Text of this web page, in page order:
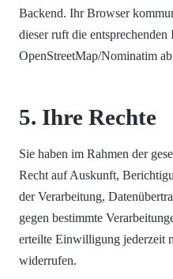
Backend. Ihr Browser
dieser ruft die
OpenStreetMap/Nominatim
5. Ihre Rechte
Sie haben im Rahmen der
Recht auf Auskunft,
der Verarbeitung,
gegen bestimmte
erteilte Einwilligung jederzeit
widerrufen.